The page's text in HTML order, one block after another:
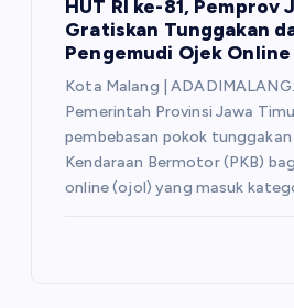
HUT RI ke-81, Pemprov
Gratiskan Tunggakan
Pengemudi Ojek Online
Kota Malang |
Pemerintah Provinsi Jawa
pembebasan pokok tunggakan
Kendaraan Bermotor (PKB)
online (ojol) yang masuk